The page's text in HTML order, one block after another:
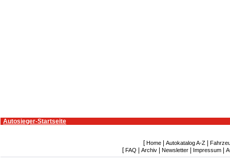
Autosieger-Startseite
[ Home| Autokatalog A-Z|
[ FAQ Archiv Newsletter Impressum